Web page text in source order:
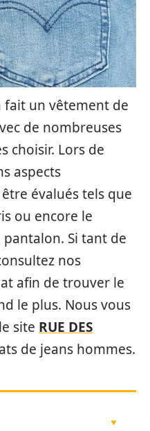
fait un vêtement de
de nombreuses
choisir. Lors de
aspects
évalués tels que
ou encore le
pantalon. Si tant de
nos
afin de trouver le
le plus. Nous vous
site RUE DES
de jeans hommes.